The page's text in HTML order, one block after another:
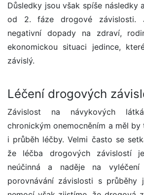
Důsledky jsou však spíše následky
od 2. fáze drogové závislosti.
negativní dopady na zdraví,
ekonomickou situaci jedince,
závislý.
Léčení drogových
Závislost na návykových
chronickým onemocněním a měl
i průběh léčby. Velmi často se
že léčba drogových závislostí
neúčinná a naděje na
porovnávání závislosti s průběhy